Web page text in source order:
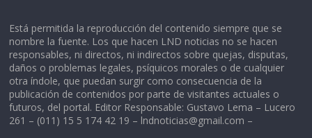
Está permitida la reproducción del contenido siempre que se
nombre la fuente. Los que hacen LND noticias no se hacen
responsables, ni directos, ni indirectos sobre quejas, disputas,
daños o problemas legales, psíquicos morales o de cualquier
otra índole, que puedan surgir como consecuencia de la
publicación de contenidos por parte de visitantes actuales o
futuros, del portal. Editor Responsable: Gustavo Lema – Lucero
261 – (011) 15 5 174 42 19 – lndnoticias@gmail.com –